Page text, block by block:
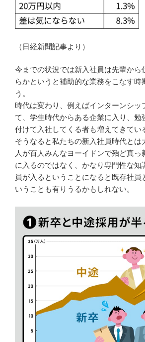
（日経新聞記事より）
今までの状況では新入社員は先輩から
らかというと補助的な業務をこなす時
う。
時代は変わり、例えばインターンシッ
て、学生時代からある企業に入り、勉
付けて入社してくる者も増えてきてい
そうなると私たちの新入社員時代とは
人が百人みんなヨーイドンで殆ど真っ
に入るのではなく、かなり専門性な知
員が入るということになると既存社員
いうことも有りうるかもしれない。